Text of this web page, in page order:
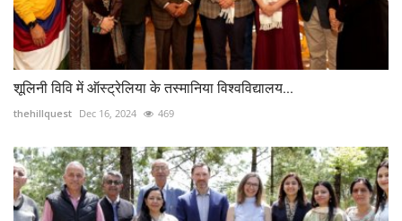
शूलिनी विवि में ऑस्ट्रेलिया के तस्मानिया विश्वविद्यालय...
thehillquest Dec 16, 2024 469